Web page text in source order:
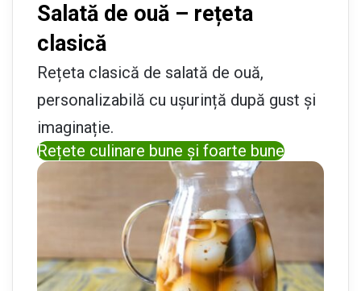
Salată de ouă – rețeta
clasică
Rețeta clasică de salată de ouă,
personalizabilă cu ușurință după gust și
imaginație.
Rețete culinare bune și foarte bune